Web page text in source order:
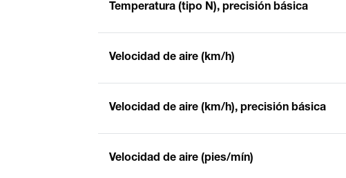
Temperatura (tipo N), precisión básica
Velocidad de aire (km/h)
Velocidad de aire (km/h), precisión básica
Velocidad de aire (pies/mín)